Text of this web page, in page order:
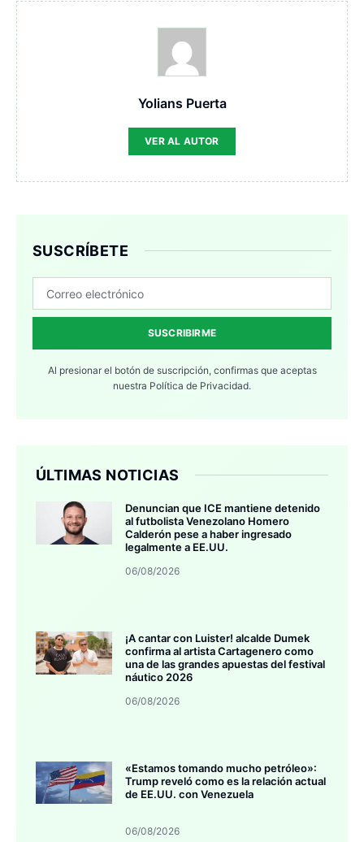
Yolians Puerta
VER AL AUTOR
SUSCRÍBETE
SUSCRIBIRME
Al presionar el botón de suscripción, confirmas que aceptas
nuestra Política de Privacidad.
ÚLTIMAS NOTICIAS
Denuncian que ICE mantiene detenido
al futbolista Venezolano Homero
Calderón pese a haber ingresado
legalmente a EE.UU.
06/08/2026
¡A cantar con Luister! alcalde Dumek
confirma al artista Cartagenero como
una de las grandes apuestas del festival
náutico 2026
06/08/2026
«Estamos tomando mucho petróleo»:
Trump reveló como es la relación actual
de EE.UU. con Venezuela
06/08/2026